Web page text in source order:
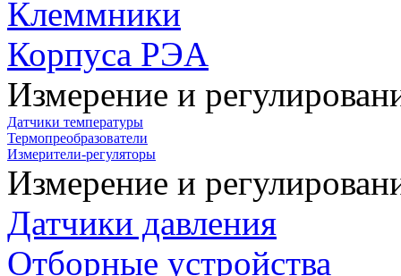
Клеммники
Корпуса РЭА
Измерение и
Датчики температуры
Термопреобразователи
Измерители-регуляторы
Измерение и
Датчики давления
Отборные устройства